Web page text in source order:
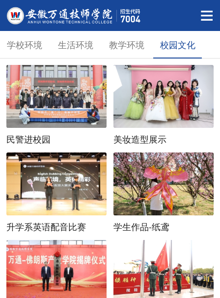
学校环境 生活环境 教学环境 校园文化
民警进校园 美妆造型展示
升学系英语配音比赛 学生作品-纸鸢